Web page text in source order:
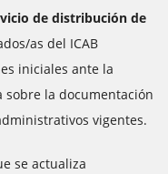
de distribución de
as del ICAB
iniciales ante la
la documentación
vigentes.
se actualiza